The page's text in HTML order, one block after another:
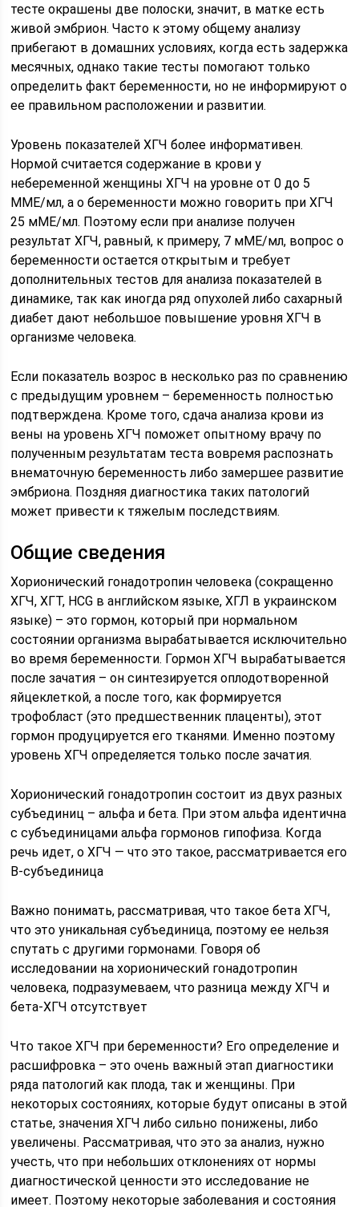
тесте окрашены две полоски, значит, в матке есть
живой эмбрион. Часто к этому общему анализу
прибегают в домашних условиях, когда есть задержка
месячных, однако такие тесты помогают только
определить факт беременности, но не информируют о
ее правильном расположении и развитии.
Уровень показателей ХГЧ более информативен.
Нормой считается содержание в крови у
небеременной женщины ХГЧ на уровне от 0 до 5
ММЕ/мл, а о беременности можно говорить при ХГЧ
25 мМЕ/мл. Поэтому если при анализе получен
результат ХГЧ, равный, к примеру, 7 мМЕ/мл, вопрос о
беременности остается открытым и требует
дополнительных тестов для анализа показателей в
динамике, так как иногда ряд опухолей либо сахарный
диабет дают небольшое повышение уровня ХГЧ в
организме человека.
Если показатель возрос в несколько раз по сравнению
с предыдущим уровнем – беременность полностью
подтверждена. Кроме того, сдача анализа крови из
вены на уровень ХГЧ поможет опытному врачу по
полученным результатам теста вовремя распознать
внематочную беременность либо замершее развитие
эмбриона. Поздняя диагностика таких патологий
может привести к тяжелым последствиям.
Общие сведения
Хорионический гонадотропин человека (сокращенно
ХГЧ, ХГТ, HCG в английском языке, ХГЛ в украинском
языке) – это гормон, который при нормальном
состоянии организма вырабатывается исключительно
во время беременности. Гормон ХГЧ вырабатывается
после зачатия – он синтезируется оплодотворенной
яйцеклеткой, а после того, как формируется
трофобласт (это предшественник плаценты), этот
гормон продуцируется его тканями. Именно поэтому
уровень ХГЧ определяется только после зачатия.
Хорионический гонадотропин состоит из двух разных
субъединиц – альфа и бета. При этом альфа идентична
с субъединицами альфа гормонов гипофиза. Когда
речь идет, о ХГЧ — что это такое, рассматривается его
В-субъединица
Важно понимать, рассматривая, что такое бета ХГЧ,
что это уникальная субъединица, поэтому ее нельзя
спутать с другими гормонами. Говоря об
исследовании на хорионический гонадотропин
человека, подразумеваем, что разница между ХГЧ и
бета-ХГЧ отсутствует
Что такое ХГЧ при беременности? Его определение и
расшифровка – это очень важный этап диагностики
ряда патологий как плода, так и женщины. При
некоторых состояниях, которые будут описаны в этой
статье, значения ХГЧ либо сильно понижены, либо
увеличены. Рассматривая, что это за анализ, нужно
учесть, что при небольших отклонениях от нормы
диагностической ценности это исследование не
имеет. Поэтому некоторые заболевания и состояния